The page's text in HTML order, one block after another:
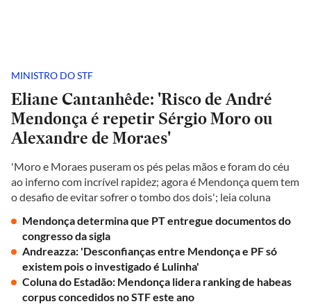
MINISTRO DO STF
Eliane Cantanhêde: 'Risco de André
Mendonça é repetir Sérgio Moro ou
Alexandre de Moraes'
'Moro e Moraes puseram os pés pelas mãos e foram do céu
ao inferno com incrível rapidez; agora é Mendonça quem tem
o desafio de evitar sofrer o tombo dos dois'; leia coluna
Mendonça determina que PT entregue documentos do
congresso da sigla
Andreazza: 'Desconfianças entre Mendonça e PF só
existem pois o investigado é Lulinha'
Coluna do Estadão: Mendonça lidera ranking de habeas
corpus concedidos no STF este ano